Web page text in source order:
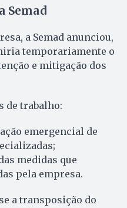
Semad
a Semad anunciou,
temporariamente o
e mitigação dos
de trabalho:
emergencial de
medidas que
pela empresa.
a transposição do